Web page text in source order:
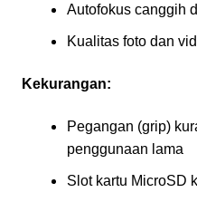
Autofokus canggih
Kualitas foto dan
Kekurangan:
Pegangan (grip)
penggunaan lama
Slot kartu MicroSD